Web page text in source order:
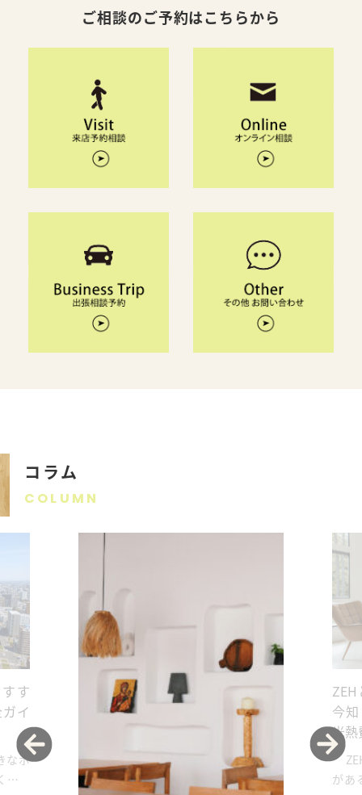
ご相談のご予約はこちらから
コラム
COLUMN
す
イ
なポ
方
今
光熱
ZEH
があ